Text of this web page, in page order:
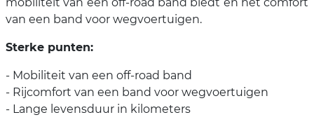
van een band voor wegvoertuigen.
Sterke punten:
- Mobiliteit van een off-road band
- Rijcomfort van een band voor wegvoertuigen
- Lange levensduur in kilometers